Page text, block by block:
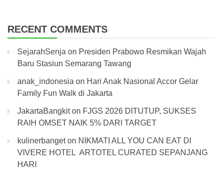
RECENT COMMENTS
SejarahSenja on Presiden Prabowo Resmikan Wajah
Baru Stasiun Semarang Tawang
anak_indonesia on Hari Anak Nasional Accor Gelar
Family Fun Walk di Jakarta
JakartaBangkiton FJGS 2026 DITUTUP, SUKSES
RAIH OMSET NAIK 5% DARI TARGET
kulinerbangeton NIKMATI ALL YOU CAN EAT DI
VIVERE HOTEL ARTOTEL CURATED SEPANJANG
HARI